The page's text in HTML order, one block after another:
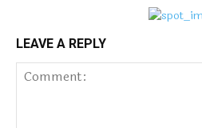
LEAVE A REPLY